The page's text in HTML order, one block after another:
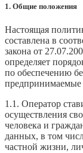
1. Общие положения
Настоящая
составлена в
закона от
определяет
по обеспечению
1.1. Оператор
осуществления
человека и
данных, в том
частной жизни,